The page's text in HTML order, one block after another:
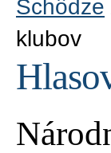
Schôdze
klubov